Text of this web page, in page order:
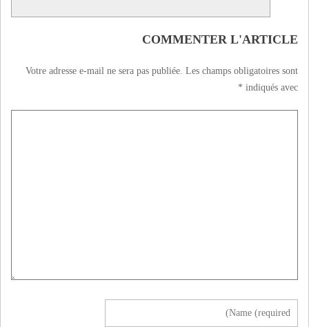
COMMENTER L'ARTICLE
Votre adresse e-mail ne sera pas publiée. Les champs obligatoires sont
indiqués avec
*